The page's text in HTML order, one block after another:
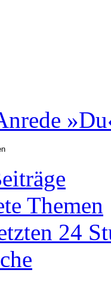
Themen
24